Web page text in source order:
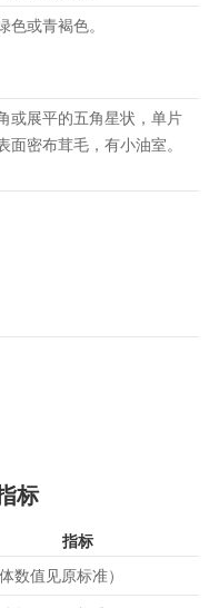
色或青褐色。
或展平的五角星状，单片
面密布茸毛，有小油室。
标
指标
体数值见原标准）